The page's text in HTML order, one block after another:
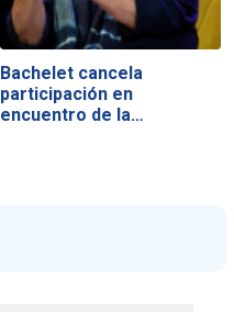
Bachelet cancela
participación en
encuentro de la…